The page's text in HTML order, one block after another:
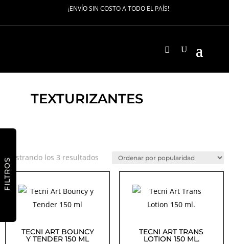
¡ENVÍO SIN COSTO A TODO EL PAÍS!
FILTROS
TEXTURIZANTES
Mostrando los 3 resultados Ordenado
TECNI ART BOUNCY
Y TENDER 150 ML
TECNI ART TRANS
LOTION 150 ML.